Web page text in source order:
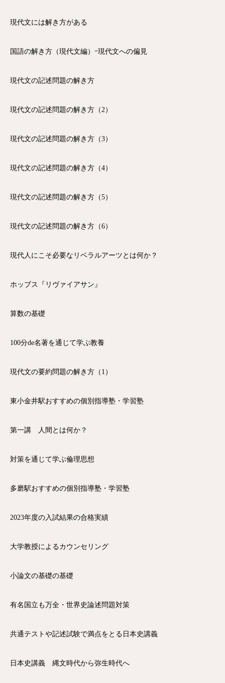
現代文には解き方がある
国語の解き方（現代文編）ｰ現代文への偏見
現代文の記述問題の解き方
現代文の記述問題の解き方（2）
現代文の記述問題の解き方（3）
現代文の記述問題の解き方（4）
現代文の記述問題の解き方（5）
現代文の記述問題の解き方（6）
現代人にこそ必要なリベラルアーツとは何か？
ホッブス『リヴァイアサン』
算数の基礎
100分de名著を通じて学ぶ教養
現代文の要約問題の解き方（1）
東小金井駅おすすめの個別指導塾・学習塾
第一講 人間とは何か？
対策を通じて学ぶ倫理思想
多磨駅おすすめの個別指導塾・学習塾
2023年度の入試結果の合格実績
大学教授によるカウンセリング
小論文の基礎の基礎
有名国立も万全・世界史論述問題対策
共通テストや記述試験で満点をとる日本史講義
日本史講義 縄文時代から弥生時代へ